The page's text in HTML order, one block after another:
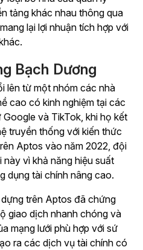
tảng khác nhau thông qua
lại lợi nhuận tích hợp với
Bạch Dương
lên từ một nhóm các nhà
cao có kinh nghiệm tại các
và TikTok, khi họ kết
truyền thống với kiến thức
Aptos vào năm 2022, đội
vì khả năng hiệu suất
dụng tài chính nâng cao.
trên Aptos đã chứng
giao dịch nhanh chóng và
mạng lưới phù hợp với sứ
ra các dịch vụ tài chính có